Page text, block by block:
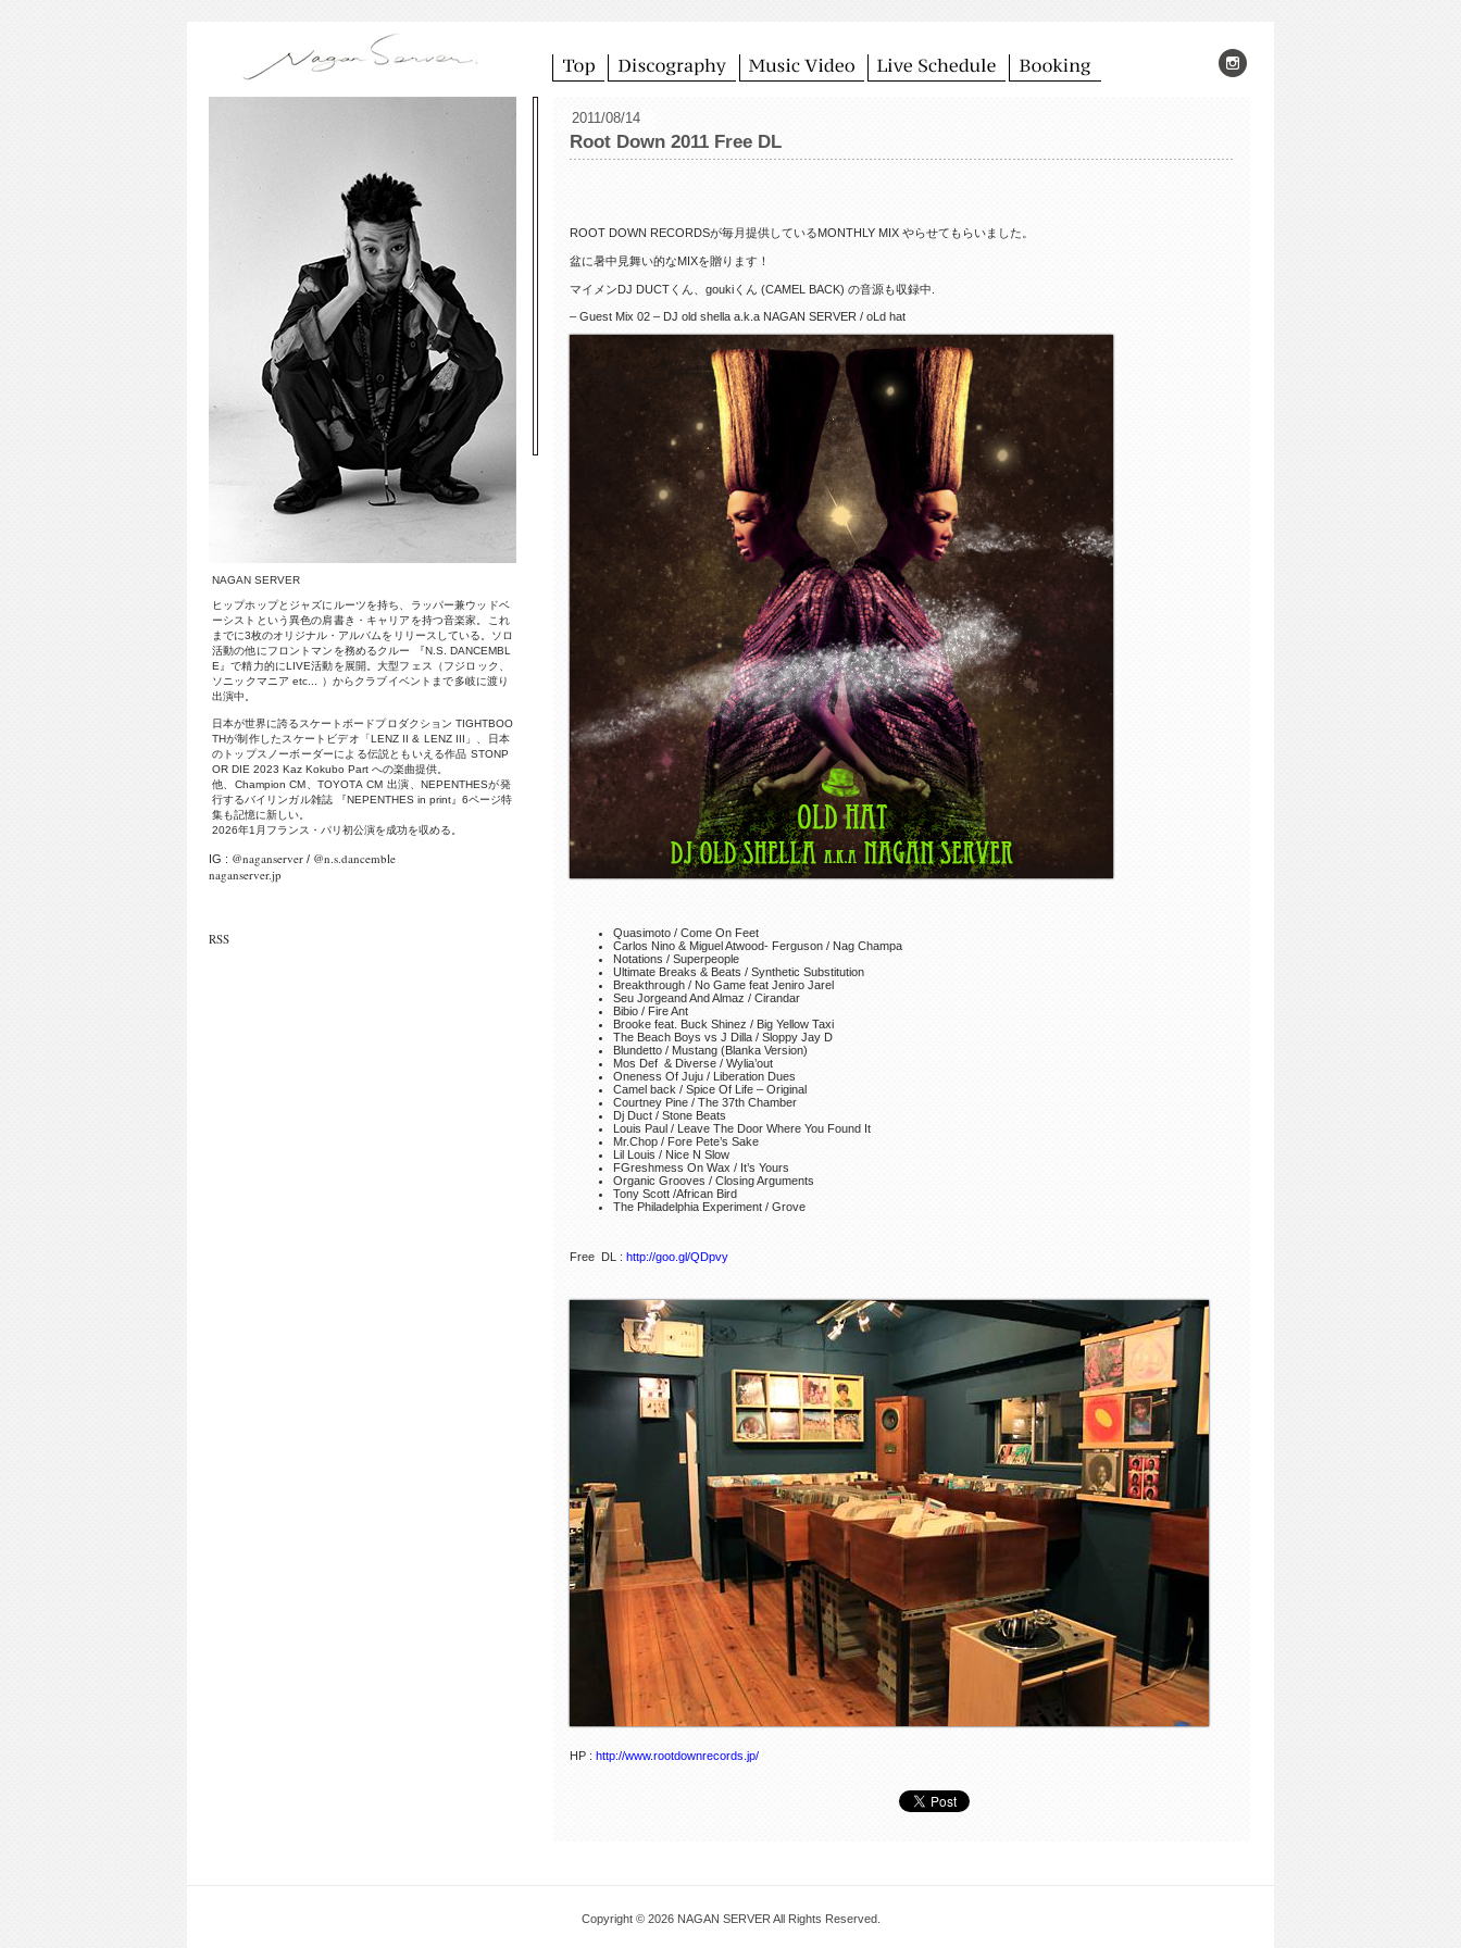
2011/08/14
Root Down 2011 Free DL
ROOT DOWN RECORDSが毎月提供しているMONTHLY MIX やらせてもらいました。
盆に暑中見舞い的なMIXを贈ります！
マイメンDJ DUCTくん、goukiくん (CAMEL BACK) の音源も収録中.
– Guest Mix 02 – DJ old shella a.k.a NAGAN SERVER / oLd hat
Quasimoto / Come On Feet
Carlos Nino & Miguel Atwood- Ferguson / Nag Champa
Notations / Superpeople
Ultimate Breaks & Beats / Synthetic Substitution
Breakthrough / No Game feat Jeniro Jarel
Seu Jorgeand And Almaz / Cirandar
Bibio / Fire Ant
Brooke feat. Buck Shinez / Big Yellow Taxi
The Beach Boys vs J Dilla / Sloppy Jay D
Blundetto / Mustang (Blanka Version)
Mos Def & Diverse / Wylia’out
Oneness Of Juju / Liberation Dues
Camel back / Spice Of Life – Original
Courtney Pine / The 37th Chamber
Dj Duct / Stone Beats
Louis Paul / Leave The Door Where You Found It
Mr.Chop / Fore Pete’s Sake
Lil Louis / Nice N Slow
FGreshmess On Wax / It’s Yours
Organic Grooves / Closing Arguments
Tony Scott /African Bird
The Philadelphia Experiment / Grove
Free DL : http://goo.gl/QDpvy
HP : http://www.rootdownrecords.jp/
NAGAN SERVER
ヒ ップホ ップと ジャズに ルーツを持ち ラッパー兼ウッ ドベ
ーシス ト という異色の肩書き ・ キャ リ ア を持つ音楽家 こ れ
までに3枚のオ リ ジナル ・ アルバムを リ リ ース し ている ソロ
活動の他にフロ ン トマン を務めるク ルー 『N. S. DANCEMBL
E 』で精力的にL IVE活動を展開 。大型フ ェ ス （フジロ ック
ソ ニ ッ クマ ニ ア etc ） からク ラブイベン ト まで多岐に渡り
出演中
日本が世界に誇るスケー ト ボー ドプロ ダク シ ョ ン TIGHTBOO
THが制 作したス ケー ト ビデオ 「LENZ II & L ENZ III 」 日本
の ト ッ プス ノ ーボ ーダーに よ る伝説 と もいえ る作品 STONP
OR DIE 2023 Kaz Kokubo Part への楽曲提供
他
Champion CM TOYOTA CM 出演 NEPENTHESが発
行するバイ リ ンガル雑誌 『NEPENTHES in print』6ページ特
集も記憶に新し い
2026年1 月 フランス ・ パリ初公演を成功を収める
IG : @naganserver / @n.s.dancemble
naganserver.jp
RSS
Copyright © 2026 NAGAN SERVER All Rights Reserved.